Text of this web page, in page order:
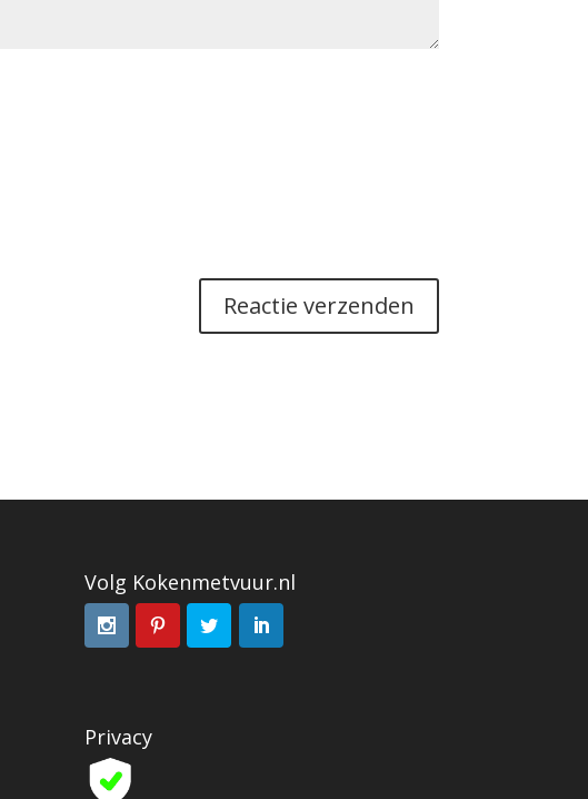
Volg Kokenmetvuur.nl
Privacy